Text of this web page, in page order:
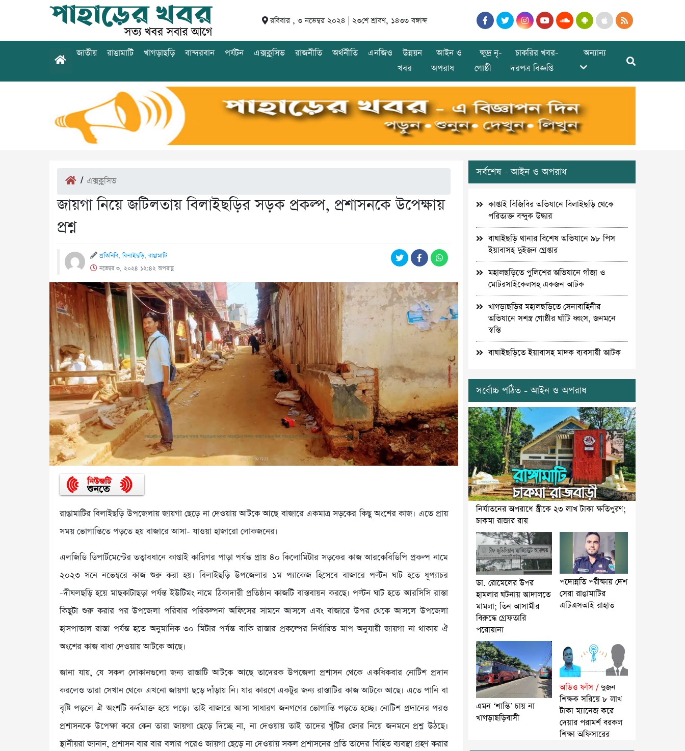
রবিবার , ৩ নভেম্বর ২০২৪ | ২৩শে শ্রাবণ, ১৪৩৩ বঙ্গাব্দ
জাতীয় রাঙামাটি খাগড়াছড়ি বান্দরবান পর্যটন এক্সক্লুসিভ রাজনীতি অর্থনীতি এনজিও
উন্নয়ন
খবর
আইন ও
অপরাধ
ক্ষুদ্র নৃ-
গোষ্ঠী
চাকরির খবর-
দরপত্র বিজ্ঞপ্তি
অন্যান্য
/ এক্সক্লুসিভ
জায়গা নিয়ে জটিলতায় বিলাইছড়ির সড়ক প্রকল্প, প্রশাসনকে উপেক্ষায়
প্রশ্ন
প্রতিনিধি, বিলাইছড়ি, রাঙামাটি
নভেম্বর ৩, ২০২৪ ১২:৪২ অপরাহ্ণ
রাঙামাটির বিলাইছড়ি উপজেলায় জায়গা ছেড়ে না দেওয়ায় আটকে আছে বাজারে একমাত্র সড়কের কিছু অংশের কাজ। এতে প্রায়
সময় ভোগান্তিতে পড়তে হয় বাজারে আসা- যাওয়া হাজারো লোকজনের।
এলজিডি ডিপার্টমেন্টের তত্বাবধানে কাপ্তাই কারিগর পাড়া পর্যন্ত প্রায় ৪০ কিলোমিটার সড়কের কাজ আরকেবিডিপি প্রকল্প নামে
২০২৩ সনে নভেম্বরে কাজ শুরু করা হয়। বিলাইছড়ি উপজেলার ১ম প্যাকেজ হিসেবে বাজারে পল্টন ঘাট হতে ধূপ্যাচর
-দীঘলছড়ি হয়ে মাছকাটাছড়া পর্যন্ত ইউটিমং নামে ঠিকাদারী প্রতিষ্ঠান কাজটি বাস্তবায়ন করছে। পল্টন ঘাট হতে আরসিসি রাস্তা
কিছুটা শুরু করার পর উপজেলা পরিবার পরিকল্পনা অফিসের সামনে আসলে এবং বাজারে উপর থেকে আসলে উপজেলা
হাসপাতাল রাস্তা পর্যন্ত হতে অনুমানিক ৩০ মিটার পর্যন্ত বাকি রাস্তার প্রকল্পের নির্ধারিত মাপ অনুযায়ী জায়গা না থাকায় ঐ
অংশের কাজ বাধা দেওয়ায় আটকে আছে।
জানা যায়, যে সকল দোকানগুলো জন্য রাস্তাটি আটকে আছে তাদেরক উপজেলা প্রশাসন থেকে একধিকবার নোটিশ প্রদান
করলেও তারা সেখান থেকে এখনো জায়গা ছড়ে দাঁড়ায় নি। যার কারণে একটুর জন্য রাস্তাটির কাজ আটকে আছে। এতে পানি বা
বৃষ্টি পড়লে ঐ অংশটি কর্দমাক্ত হয়ে পড়ে। তাই বাজারে আসা সাধারণ জনগণের ভোগান্তি পড়তে হচ্ছে। নোটিশ প্রদানের পরও
প্রশাসনকে উপেক্ষা করে কেন তারা জায়গা ছেড়ে দিচ্ছে না, না দেওয়ায় তাই তাদের খুঁটির জোর নিয়ে জনমনে প্রশ্ন উঠছে।
স্থানীয়রা জানান, প্রশাসন বার বার বলার পরেও জায়গা ছেড়ে না দেওয়ায় সকল প্রশাসনের প্রতি তাদের বিহিত ব্যবস্থা গ্রহণ করার
সর্বশেষ - আইন ও অপরাধ
কাপ্তাই বিজিবির অভিযানে বিলাইছড়ি থেকে
পরিত্যক্ত বন্দুক উদ্ধার
বাঘাইছড়ি থানার বিশেষ অভিযানে ৯৮ পিস
ইয়াবাসহ দুইজন গ্রেপ্তার
মহালছড়িতে পুলিশের অভিযানে গাঁজা ও
মোটরসাইকেলসহ একজন আটক
খাগড়াছড়ির মহালছড়িতে সেনাবাহিনীর
অভিযানে সশস্ত্র গোষ্ঠীর ঘাঁটি ধ্বংস, জনমনে
স্বস্তি
বাঘাইছড়িতে ইয়াবাসহ মাদক ব্যবসায়ী আটক
সর্বোচ্চ পঠিত - আইন ও অপরাধ
নির্যাতনের অপরাধে স্ত্রীকে ২৩ লাখ টাকা ক্ষতিপুরণ;
চাকমা রাজার রায়
ডা. রোমেলের উপর
হামলার ঘটনায় আদালতে
মামলা; তিন আসামীর
বিরুদ্ধে গ্রেফতারি
পরোয়ানা
পদোন্নতি পরীক্ষায় দেশ
সেরা রাঙামাটির
এটিএসআই রাহাত
এমন ‘শান্তি’ চায় না
খাগড়াছড়িবাসী
অডিও ফাঁস /দুজন
শিক্ষক সরিয়ে ৮ লাখ
টাকা ম্যানেজ করে
দেয়ার পরামর্শ বরকল
শিক্ষা অফিসারের